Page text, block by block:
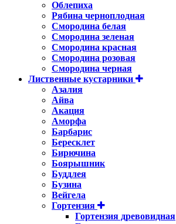
Облепиха
Рябина черноплодная
Смородина белая
Смородина зеленая
Смородина красная
Смородина розовая
Смородина черная
Лиственные кустарники
Азалия
Айва
Акация
Аморфа
Барбарис
Бересклет
Бирючина
Боярышник
Буддлея
Бузина
Вейгела
Гортензия
Гортензия древовидная